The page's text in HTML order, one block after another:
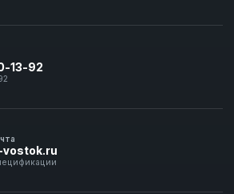
13-92
vostok.ru